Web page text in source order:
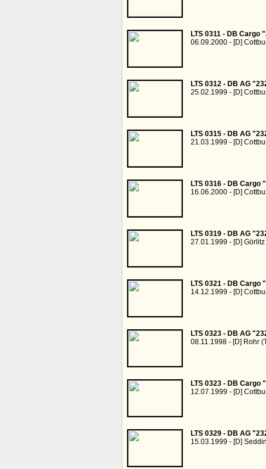
LTS 0311 - DB Cargo
06.09.2000 - [D]
LTS 0312 - DB AG
25.02.1999 - [D]
LTS 0315 - DB AG
21.03.1999 - [D]
LTS 0316 - DB Cargo
16.06.2000 - [D]
LTS 0319 - DB AG
27.01.1999 - [D] Görlitz
LTS 0321 - DB Cargo
14.12.1999 - [D]
LTS 0323 - DB AG
08.11.1998 - [D] Rohr
LTS 0323 - DB Cargo
12.07.1999 - [D]
LTS 0329 - DB AG
15.03.1999 - [D]